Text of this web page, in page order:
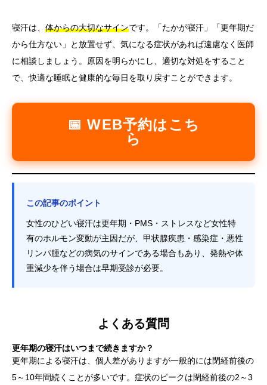
寝汗は、 体からの大切なサインです。「たかが寝汗」「更年期だ
から仕方ない」と放置せず、気になる症状があれば遠慮なく医師
に相談しましょう。原因を明らかにし、適切な対処をすること
で、快適な睡眠と健康的な毎日を取り戻すことができます。
📅 WEB予約はこち
ら
この記事のポイント
女性のひどい寝汗は更年期・PMS・ストレスなど女性特
有のホルモン変動が主因だが、甲状腺疾患・感染症・悪性
リンパ腫などの病気のサインである場合もあり、発熱や体
重減少を伴う場合は早期受診が必要。
よくある質問
更年期の寝汗はいつまで続きますか？
更年期による寝汗は、個人差がありますが一般的には閉経前後の
5～10年間続くことが多いです。症状のピークは閉経前後の2～3